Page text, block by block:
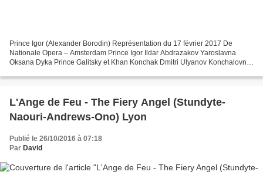
Prince Igor (Alexander Borodin) Représentation du 17 février 2017 De
Nationale Opera – Amsterdam Prince Igor Ildar Abdrazakov Yaroslavna
Oksana Dyka Prince Galitsky et Khan Konchak Dmitri Ulyanov Konchalovna
L'Ange de Feu - The Fiery Angel (Stundyte-
Naouri-Andrews-Ono) Lyon
Publié le 26/10/2016 à 07:18
Par David